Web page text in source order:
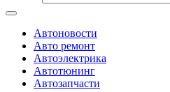
Автоновости
Авто ремонт
Автоэлектрика
Автотюнинг
Автозапчасти